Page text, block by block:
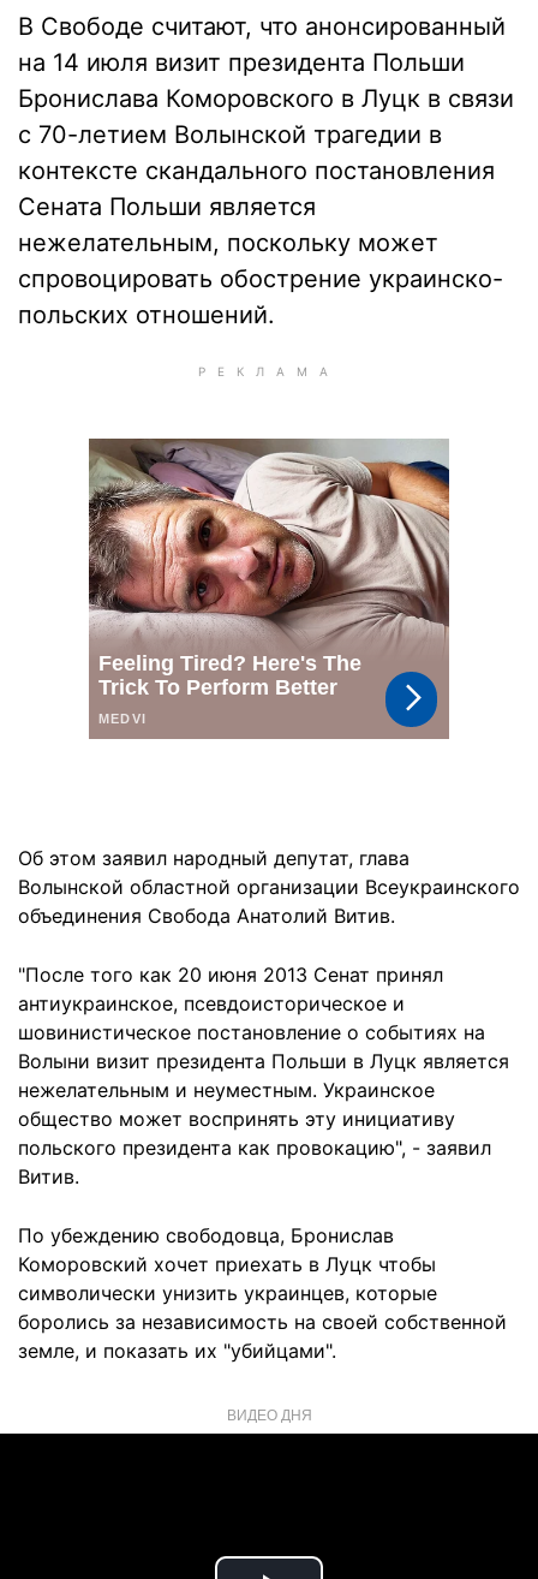
В Свободе считают, что анонсированный
на 14 июля визит президента Польши
Бронислава Коморовского в Луцк в связи
с 70-летием Волынской трагедии в
контексте скандального постановления
Сената Польши является
нежелательным, поскольку может
спровоцировать обострение украинско-
польских отношений.
Об этом заявил народный депутат, глава
Волынской областной организации Всеукраинского
объединения Свобода Анатолий Витив.
"После того как 20 июня 2013 Сенат принял
антиукраинское, псевдоисторическое и
шовинистическое постановление о событиях на
Волыни визит президента Польши в Луцк является
нежелательным и неуместным. Украинское
общество может воспринять эту инициативу
польского президента как провокацию", - заявил
Витив.
По убеждению свободовца, Бронислав
Коморовский хочет приехать в Луцк чтобы
символически унизить украинцев, которые
боролись за независимость на своей собственной
земле, и показать их "убийцами".
ВИДЕО ДНЯ